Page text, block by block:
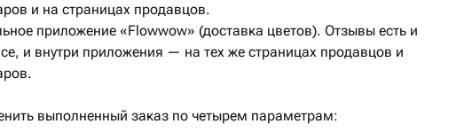
и на страницах продавцов.
приложение «Flowwow» (доставка цветов). Отзывы есть и
и внутри приложения — на тех же страницах продавцов и
выполненный заказ по четырем параметрам: